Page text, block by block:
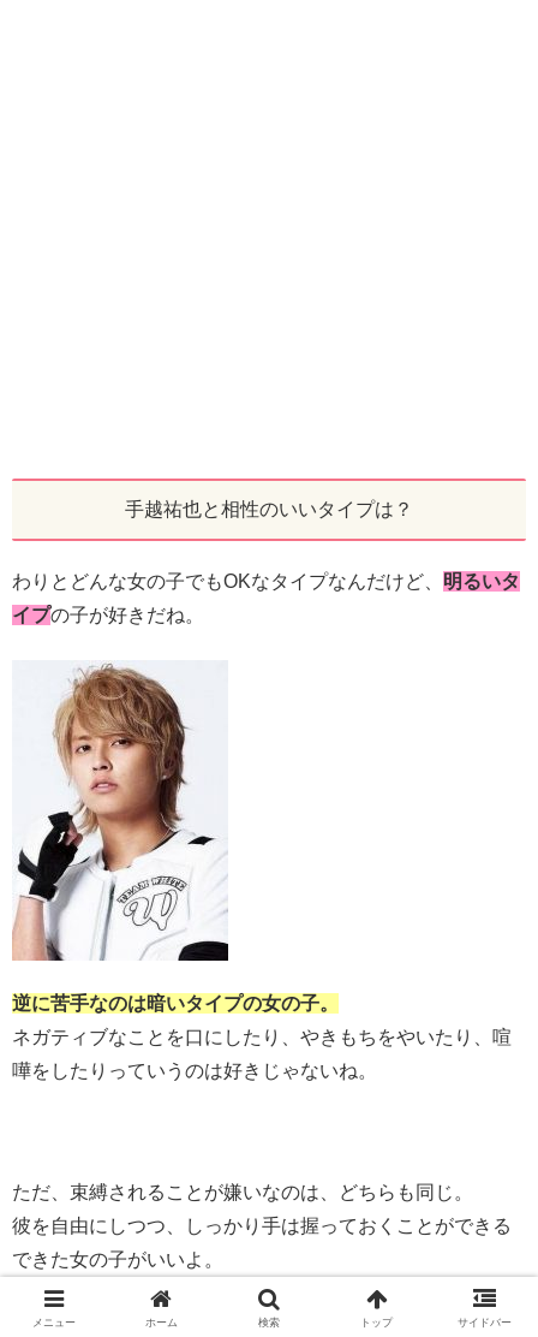
手越祐也と相性のいいタイプは？
わりとどんな女の子でもOKなタイプなんだけど、 明るいタ
イプの子が好きだね。
逆に苦手なのは暗いタイプの女の子。
ネガティブなことを口にしたり、やきもちをやいたり、喧
嘩をしたりっていうのは好きじゃないね。
ただ、束縛されることが嫌いなのは、どちらも同じ。
彼を自由にしつつ、しっかり手は握っておくことができる
できた女の子がいいよ。
メニュー ホーム 検索 トップ サイドバー